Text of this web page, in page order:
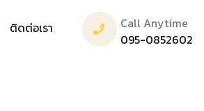
ติดต่อเรา
Call Anytime
095-0852602